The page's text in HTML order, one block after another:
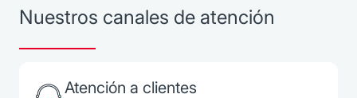
Nuestros canales de atención
Atención a clientes